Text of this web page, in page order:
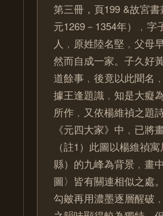
第三冊，頁199 &故宮
元1269－1354年）﹐
人﹐原姓陸名堅﹐父母
然而自成一家。子久好
道餘事﹐後竟以此聞名
據王逢題識﹐知是大癡
所作﹐又依楊維禎之題
《元四大家》中﹐已將
（註1）此圖以楊維禎
縣）的九峰為背景﹐畫
圖〉皆有關連相似之處
勾皴再用濃墨逐層醒破